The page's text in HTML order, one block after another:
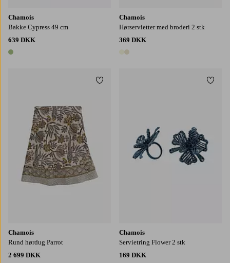
Chamois
Bakke Cypress 49 cm
639 DKK
1 farve
Chamois
Hørservietter med broderi 2 stk
369 DKK
2 farver
Chamois
Rund hørdug Parrot
2 699 DKK
Tilføj til favoritter
Chamois
Servietring Flower 2 stk
169 DKK